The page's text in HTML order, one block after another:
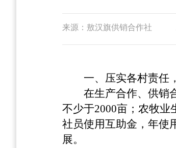
来源：敖汉旗供销合作社
一、压实各村责任
在生产合作、供销
不少于2000亩；农牧业
社员使用互助金，年使
展。